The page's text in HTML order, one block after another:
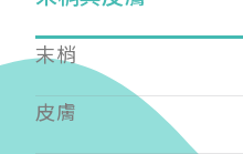
末梢
皮膚
費3000元，於每年度繳納
戶名: 社團法人台灣自律
帳號: 003-03-501566-2
銀行: (013) 國泰世華 南